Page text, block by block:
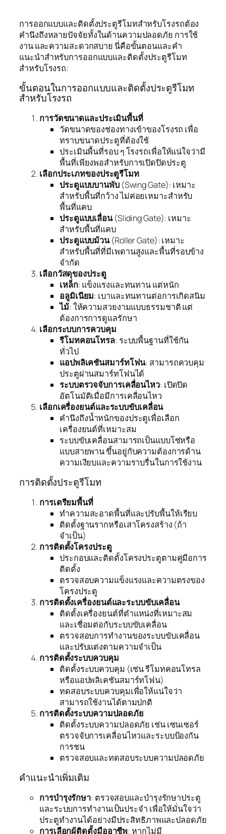
การออกแบบและติดตั้งประตูรีโมทสำหรับโรงรถต้อง
คำนึงถึงหลายปัจจัยทั้งในด้านความปลอดภัย การใช้
งาน และความสะดวกสบาย นี่คือขั้นตอนและคำ
แนะนำสำหรับการออกแบบและติดตั้งประตูรีโมท
สำหรับโรงรถ:
ขั้นตอนในการออกแบบและติดตั้งประตูรีโมท
สำหรับโรงรถ
การวัดขนาดและประเมินพื้นที่
วัดขนาดของช่องทางเข้าของโรงรถ เพื่อ
ทราบขนาดประตูที่ต้องใช้
ประเมินพื้นที่รอบ ๆ โรงรถเพื่อให้แน่ใจว่ามี
พื้นที่เพียงพอสำหรับการเปิดปิดประตู
เลือกประเภทของประตูรีโมท
ประตูแบบบานพับ(Swing Gate): เหมาะ
สำหรับพื้นที่กว้าง ไม่ค่อยเหมาะสำหรับ
พื้นที่แคบ
ประตูแบบเลื่อน(Sliding Gate): เหมาะ
สำหรับพื้นที่แคบ
ประตูแบบม้วน(Roller Gate): เหมาะ
สำหรับพื้นที่ที่มีเพดานสูงและพื้นที่รอบข้าง
จำกัด
เลือกวัสดุของประตู
เหล็ก: แข็งแรงและทนทาน แต่หนัก
อลูมิเนียม: เบาและทนทานต่อการเกิดสนิม
ไม้: ให้ความสวยงามแบบธรรมชาติ แต่
ต้องการการดูแลรักษา
เลือกระบบการควบคุม
รีโมทคอนโทรล: ระบบพื้นฐานที่ใช้กัน
ทั่วไป
แอปพลิเคชันสมาร์ทโฟน: สามารถควบคุม
ประตูผ่านสมาร์ทโฟนได้
ระบบตรวจจับการเคลื่อนไหว: เปิดปิด
อัตโนมัติเมื่อมีการเคลื่อนไหว
เลือกเครื่องยนต์และระบบขับเคลื่อน
คำนึงถึงน้ำหนักของประตูเพื่อเลือก
เครื่องยนต์ที่เหมาะสม
ระบบขับเคลื่อนสามารถเป็นแบบโซ่หรือ
แบบสายพาน ขึ้นอยู่กับความต้องการด้าน
ความเงียบและความราบรื่นในการใช้งาน
การติดตั้งประตูรีโมท
การเตรียมพื้นที่
ทำความสะอาดพื้นที่และปรับพื้นให้เรียบ
ติดตั้งฐานรากหรือเสาโครงสร้าง (ถ้า
จำเป็น)
การติดตั้งโครงประตู
ประกอบและติดตั้งโครงประตูตามคู่มือการ
ติดตั้ง
ตรวจสอบความแข็งแรงและความตรงของ
โครงประตู
การติดตั้งเครื่องยนต์และระบบขับเคลื่อน
ติดตั้งเครื่องยนต์ที่ตำแหน่งที่เหมาะสม
และเชื่อมต่อกับระบบขับเคลื่อน
ตรวจสอบการทำงานของระบบขับเคลื่อน
และปรับแต่งตามความจำเป็น
การติดตั้งระบบควบคุม
ติดตั้งระบบควบคุม (เช่น รีโมทคอนโทรล
หรือแอปพลิเคชันสมาร์ทโฟน)
ทดสอบระบบควบคุมเพื่อให้แน่ใจว่า
สามารถใช้งานได้ตามปกติ
การติดตั้งระบบความปลอดภัย
ติดตั้งระบบความปลอดภัย เช่น เซนเซอร์
ตรวจจับการเคลื่อนไหวและระบบป้องกัน
การชน
ตรวจสอบและทดสอบระบบความปลอดภัย
คำแนะนำเพิ่มเติม
การบำรุงรักษา: ตรวจสอบและบำรุงรักษาประตู
และระบบการทำงานเป็นประจำ เพื่อให้มั่นใจว่า
ประตูทำงานได้อย่างมีประสิทธิภาพและปลอดภัย
การเลือกผู้ติดตั้งมืออาชีพ: หากไม่มี